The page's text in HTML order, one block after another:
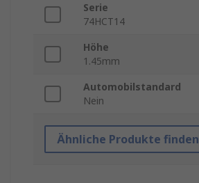
Serie
74HCT14
Höhe
1.45mm
Automobilstandard
Nein
Ähnliche Produkte finden